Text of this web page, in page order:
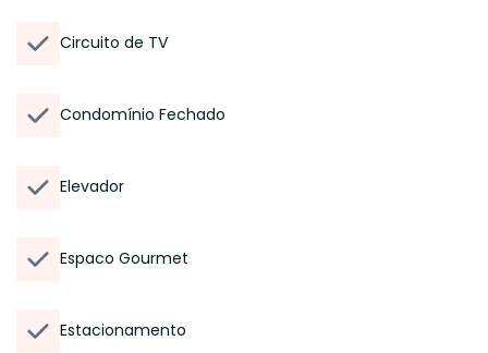
Circuito de TV
Condomínio Fechado
Elevador
Espaco Gourmet
Estacionamento